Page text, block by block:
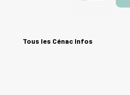
Tous les Cénac Infos